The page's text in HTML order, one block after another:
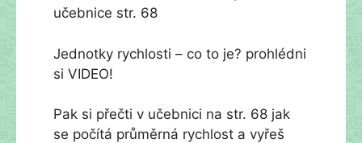
učebnice str. 68
Jednotky rychlosti – co to je? prohlédni
si VIDEO!
Pak si přečti v učebnici na str. 68 jak
se počítá průměrná rychlost a vyřeš